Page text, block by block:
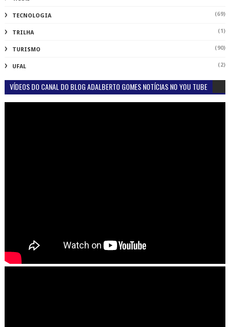
TECNOLOGIA (69)
TRILHA (1)
TURISMO (90)
UFAL (2)
VÍDEOS DO CANAL DO BLOG ADALBERTO GOMES NOTÍCIAS NO YOU TUBE